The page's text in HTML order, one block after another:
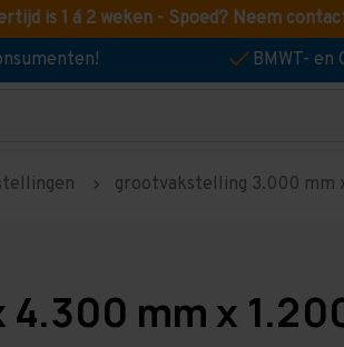
is 1 á 2 weken - Spoed? Neem
BMWT-
grootvakstelling 3.000 mm
mm x